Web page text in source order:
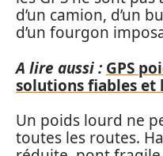
d’un camion, d’un
d’un fourgon
A lire aussi : GPS
solutions fiables
Un poids lourd ne
toutes les routes.